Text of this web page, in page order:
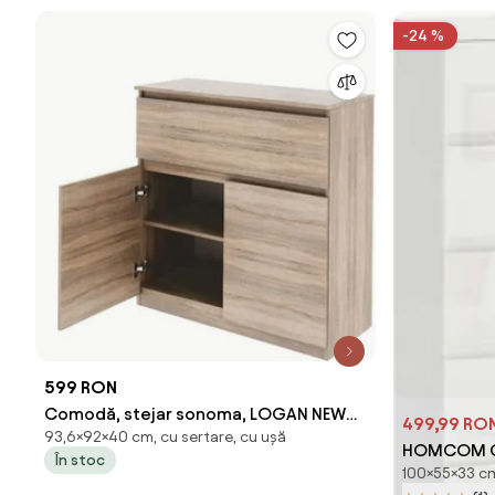
599 RON
Comodă, stejar sonoma, LOGAN NEW
02
93,6×92×40 cm, cu sertare, cu ușă
În stoc
-24 %
499,99
HOMCOM
răsturnare,
100×55×33